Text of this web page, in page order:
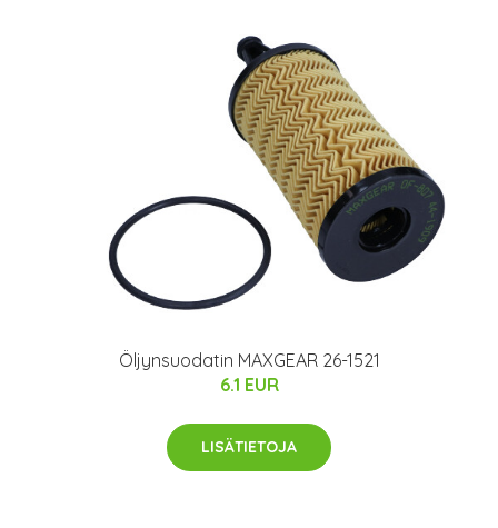
Öljynsuodatin MAXGEAR 26-1521
6.1 EUR
LISÄTIETOJA